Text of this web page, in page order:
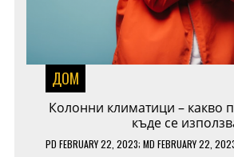
ДОМ
Колонни климатици – какво
къде се
PD FEBRUARY 22, 2023; MD FEBRUARY 22,